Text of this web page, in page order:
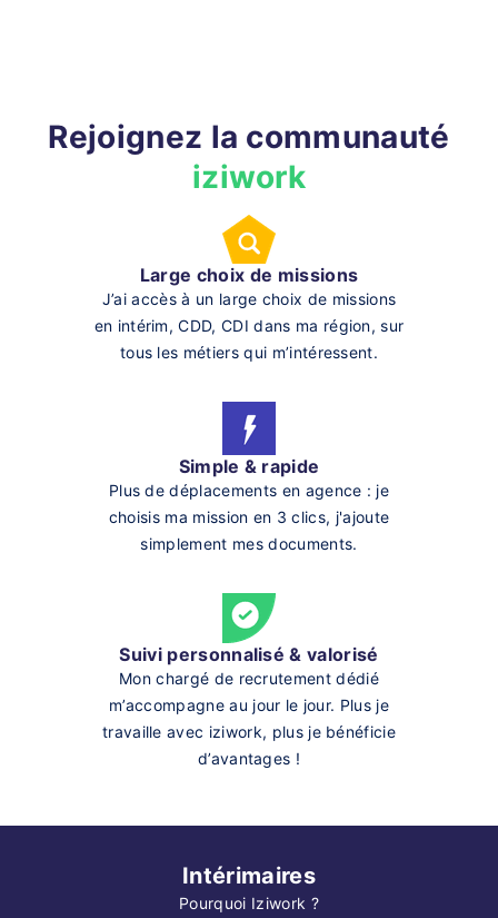
Rejoignez la communauté
iziwork
Large choix de missions
J’ai accès à un large choix de missions
en intérim, CDD, CDI dans ma région, sur
tous les métiers qui m’intéressent.
Simple & rapide
Plus de déplacements en agence : je
choisis ma mission en 3 clics, j'ajoute
simplement mes documents.
Suivi personnalisé & valorisé
Mon chargé de recrutement dédié
m’accompagne au jour le jour. Plus je
travaille avec iziwork, plus je bénéficie
d’avantages !
Intérimaires
Pourquoi Iziwork ?